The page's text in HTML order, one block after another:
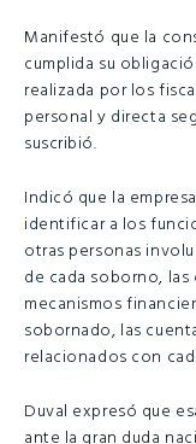
Manifestó que la
cumplida su
realizada por los
personal y directa
suscribió.
Indicó que la
identificar a los
otras personas
de cada soborno,
mecanismos
sobornado, las
relacionados con
Duval expresó que
ante la gran duda